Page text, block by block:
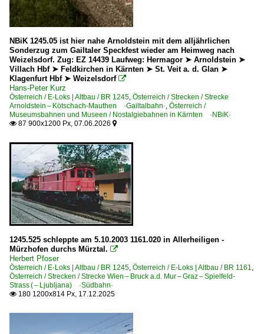
BR 33 · BBÖ 113
BR 78
BR 93
BR 638 preuß. P8
BR 657 ex KPEV G10
Dieselloks
BR 2016 ·ER20· Hercules
BR 2067
BR 2143
E-Loks
BR 1010
BR 1012
BR 1016 ·ES 64 U2· Taurus Werbeloks
BR 1040
BR 1041
2019
2020
2020
2021
2022
2023
2024
2025
2026
NBiK 1245.05 ist hier nahe Arnoldstein mit dem alljährlichen
Sonderzug zum Gailtaler Speckfest wieder am Heimweg nach
Weizelsdorf. Zug: EZ 14439 Laufweg: Hermagor ➤ Arnoldstein ➤
Villach Hbf ➤ Feldkirchen in Kärnten ➤ St. Veit a. d. Glan ➤
Klagenfurt Hbf ➤ Weizelsdorf 
Hans-Peter Kurz
Österreich / E-Loks | Altbau / BR 1245 Österreich / Strecken / Strecke
Arnoldstein – Kötschach-Mauthen ·Gailtalbahn· Österreich /
Museumsbahnen und Museen / Nostalgiebahnen in Kärnten ·NBiK·
 87 900x1200 Px, 07.06.2026 
1245.525 schleppte am 5.10.2003 1161.020 in Allerheiligen -
Mürzhofen durchs Mürztal. 
Herbert Pfoser
Österreich / E-Loks | Altbau / BR 1245 Österreich / E-Loks | Altbau / BR 1161
Österreich / Strecken / Strecke Wien – Bruck a.d. Mur – Graz – Spielfeld-
Strass ( – Ljubljana) ·Südbahn·
 180 1200x814 Px, 17.12.2025